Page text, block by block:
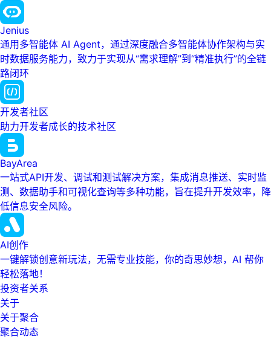
Jenius
通用多智能体 AI Agent，通过深度融合多智能体协作架构与实
时数据服务能力，致力于实现从“需求理解”到“精准执行”的全链
路闭环
开发者社区
助力开发者成长的技术社区
BayArea
一站式API开发、调试和测试解决方案，集成消息推送、实时监
测、数据助手和可视化查询等多种功能，旨在提升开发效率，降
低信息安全风险。
AI创作
一键解锁创意新玩法，无需专业技能，你的奇思妙想，AI 帮你
轻松落地！
投资者关系
关于
关于聚合
聚合动态